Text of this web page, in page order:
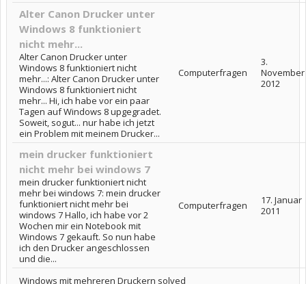
Alter Canon Drucker unter
Windows 8 funktioniert
nicht mehr...
Alter Canon Drucker unter
Windows 8 funktioniert nicht
mehr...: Alter Canon Drucker unter
Windows 8 funktioniert nicht
mehr... Hi, ich habe vor ein paar
Tagen auf Windows 8 upgegradet.
Soweit, sogut... nur habe ich jetzt
ein Problem mit meinem Drucker...
Computerfragen
3.
November
2012
mein drucker funktioniert
nicht mehr bei windows 7
mein drucker funktioniert nicht
mehr bei windows 7: mein drucker
funktioniert nicht mehr bei
windows 7 Hallo, ich habe vor 2
Wochen mir ein Notebook mit
Windows 7 gekauft. So nun habe
ich den Drucker angeschlossen
und die...
Computerfragen
17. Januar
2011
Windows mit mehreren Druckern solved